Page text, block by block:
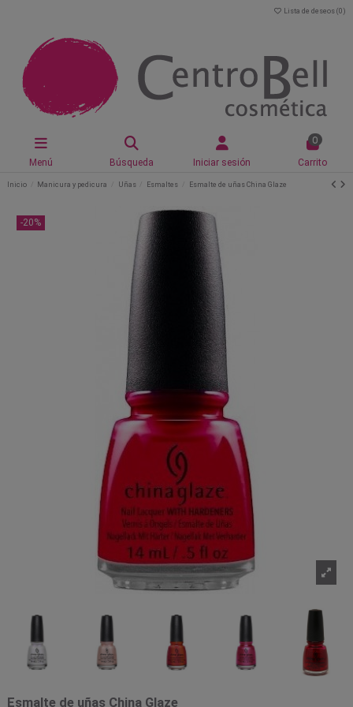
Lista de deseos (0 )
Menú Búsqueda Iniciar sesión
0
Carrito
Inicio Manicura y pedicura Uñas Esmaltes Esmalte de uñas China Glaze
-20%
Esmalte de uñas China Glaze